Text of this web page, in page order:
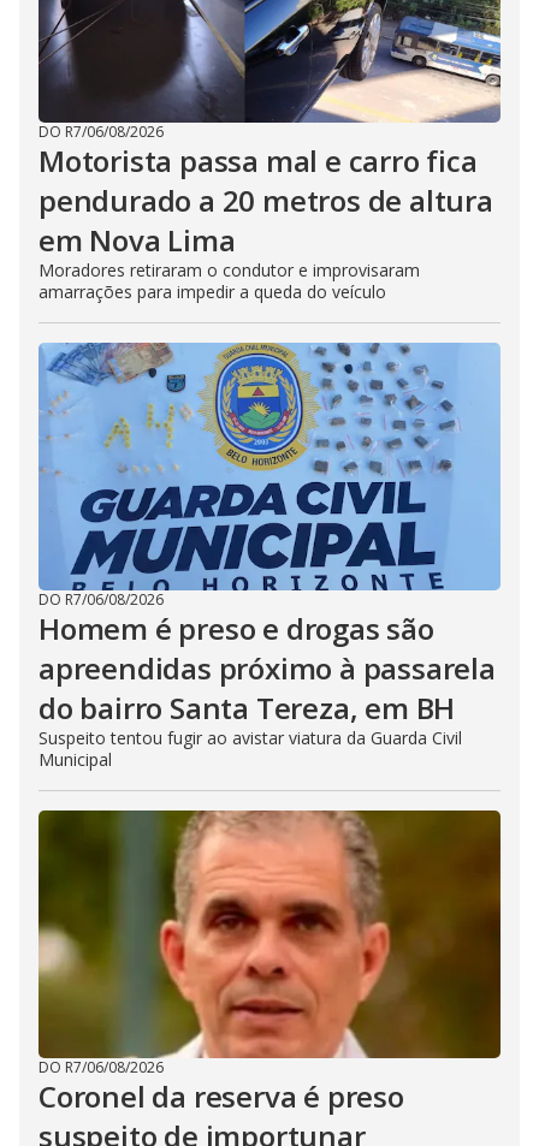
DO R7/06/08/2026
Motorista passa mal e carro fica
pendurado a 20 metros de altura
em Nova Lima
Moradores retiraram o condutor e improvisaram
amarrações para impedir a queda do veículo
DO R7/06/08/2026
Homem é preso e drogas são
apreendidas próximo à passarela
do bairro Santa Tereza, em BH
Suspeito tentou fugir ao avistar viatura da Guarda Civil
Municipal
DO R7/06/08/2026
Coronel da reserva é preso
suspeito de importunar